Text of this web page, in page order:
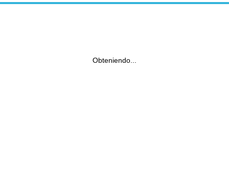
Obteniendo...